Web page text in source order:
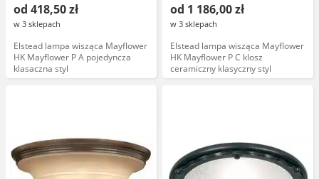
od 418,50 zł
w 3 sklepach
Elstead lampa wisząca Mayflower
HK Mayflower P A pojedyncza
klasaczna styl
od 1 186,00 zł
w 3 sklepach
Elstead lampa wisząca Mayflower
HK Mayflower P C klosz
ceramiczny klasyczny styl